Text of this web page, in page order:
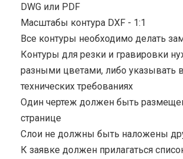
DWG или PDF
Масштабы контура DXF - 1:1
Все контуры необходимо делать
Контуры для резки и гравировки
разными цветами, либо указывать в
технических требованиях
Один чертеж должен быть
странице
Cлои не должны быть наложены
К заявке должен прилагаться